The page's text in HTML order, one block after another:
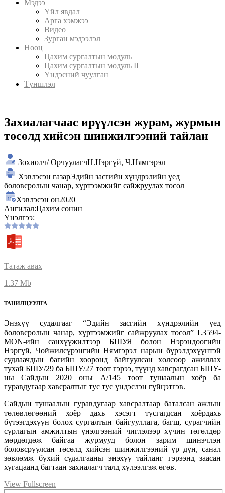
Мэдээ
Үйл явдал
Арга хэмжээ
Видео
Зурган мэдээлэл
Нөөц
Цахим сургалтын модуль
Цахим сургалтын модуль II
Үндэсний чуулган
Түншлэл
Захиалагчаас ирүүлсэн журам, журмын
төсөлд хийсэн шинжилгээний тайлан
Зохиолч/ ОрчуулагчН.Нэргүй, Ч.Нямгэрэл
Хэвлэсэн газарЭдийн засгийн хүндрэлийн үед
боловсролын чанар, хүртээмжийг сайжруулах төсөл
Хэвлэсэн он2020
Ангилал:Цахим сонин
Үнэлгээ:
Татаж авах
1.37 Mb
ТАНИЛЦУУЛГА
Энэхүү судалгааг “Эдийн засгийн хүндрэлийн үед
боловсролын чанар, хүртээмжийг сайжруулах төсөл” L3594-
MON-ийн санхүүжилтээр БШУЯ болон Нэрэндоогийн
Нэргүй, Чойжилсүрэнгийн Нямгэрэл нарын бүрэлдэхүүнтэй
судлаачдын багийн хооронд байгуулсан хөлсөөр ажиллах
тухай БШУ/29 ба БШУ/27 тоот гэрээ, түүнд хавсрагдсан БШУ-
ны Сайдын 2020 оны А/145 тоот тушаалын хоёр ба
гуравдугаар хавсралтыг тус тус үндэслэн гүйцэтгэв.
Сайдын тушаалын гуравдугаар хавсралтаар баталсан ажлын
төлөвлөгөөний хоёр дахь хэсэгт тусгагдсан хоёрдахь
бүтээгдэхүүн болох сургалтын байгууллага, багш, сурагчийн
сурлагын амжилтын үнэлгээний чиглэлээр хүчин төгөлдөр
мөрдөгдөж байгаа журмууд болон зарим шинэчлэн
боловсруулсан төсөлд хийсэн шинжилгээний үр дүн, санал
зөвлөмж бүхий судалгааны энэхүү тайланг гэрээнд заасан
хугацаанд багтаан захиалагч талд хүлээлгэж өгөв.
View Fullscreen